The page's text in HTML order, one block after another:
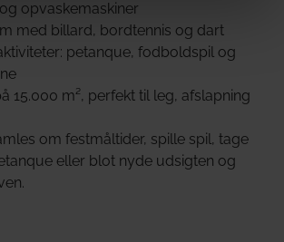
opvaskemaskiner
med billard, bordtennis og dart
petanque, fodboldspil og
15.000 m², perfekt til leg, afslapning
om festmåltider, spille spil, tage
eller blot nyde udsigten og